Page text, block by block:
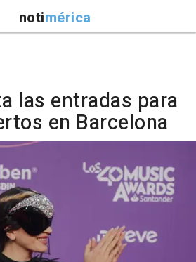
notimérica
las entradas para
en Barcelona